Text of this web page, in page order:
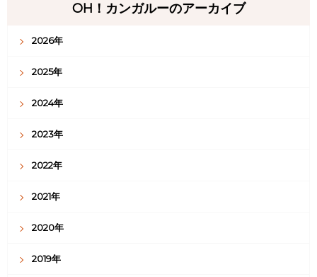
OH！カンガルーのアーカイブ
2026年
2025年
2024年
2023年
2022年
2021年
2020年
2019年